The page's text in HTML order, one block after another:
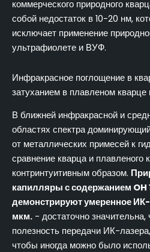
коммерческого природного
собой недостаток в 10-20 нм,
исключает применение
ультрафиолете и ВУФ.
Инфракрасное поглощение в
затуханием в плавленом кварце
В ближней инфракрасной и
областях спектра
от металлических примесей к
сравнение кварца и плавленого
контринтуитивным образом.
капилляры с содержанием
демонстрируют умеренное
мкм. - достаточно значительна,
полезность передачи ИК-
чтобы иногда можно было